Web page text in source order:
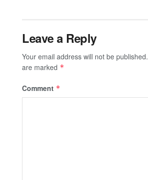
Leave a Reply
Your email address will not be published.
are marked *
Comment *